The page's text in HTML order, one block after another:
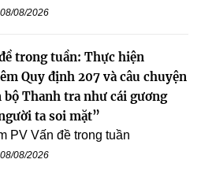
08/2026
trong tuần: Thực hiện
Quy định 207 và câu chuyện
bộ Thanh tra như cái gương
ta soi mặt”
PV Vấn đề trong tuần
08/2026